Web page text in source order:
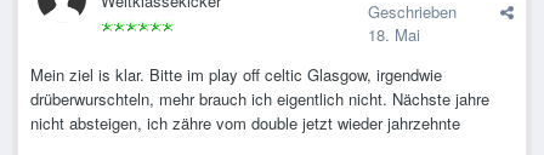
Geschrieben
18. Mai
Mein ziel is klar. Bitte im play off celtic Glasgow, irgendwie
drüberwurschteln, mehr brauch ich eigentlich nicht. Nächste jahre
nicht absteigen, ich zähre vom double jetzt wieder jahrzehnte